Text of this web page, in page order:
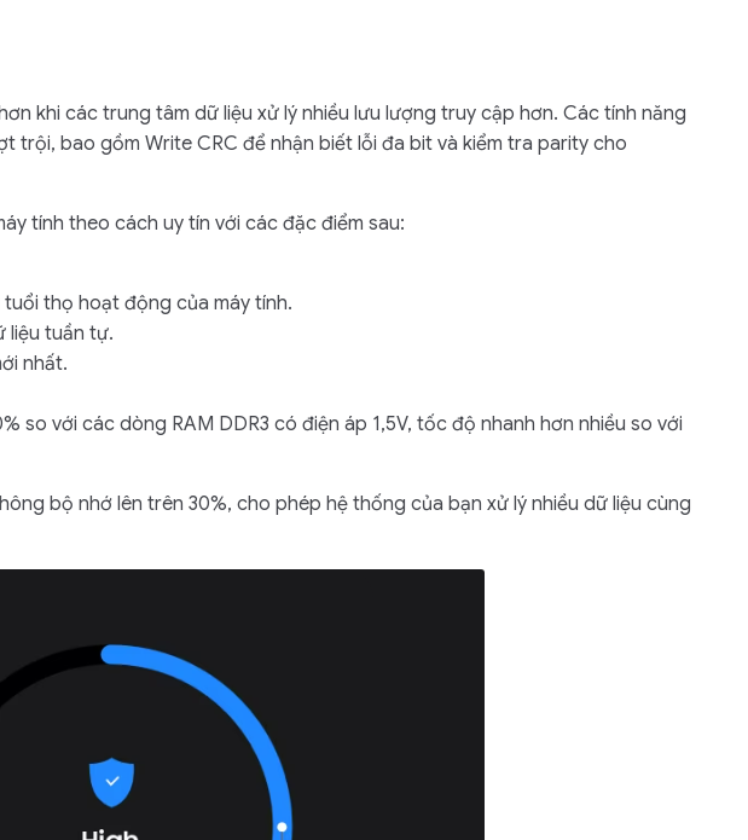
khi các trung tâm dữ liệu xử lý nhiều lưu lượng truy cập hơn. Các tính năng
trội, bao gồm Write CRC để nhận biết lỗi đa bit và kiểm tra parity cho
tính theo cách uy tín với các đặc điểm sau:
thọ hoạt động của máy tính.
liệu tuần tự.
nhất.
so với các dòng RAM DDR3 có điện áp 1,5V, tốc độ nhanh hơn nhiều so với
bộ nhớ lên trên 30%, cho phép hệ thống của bạn xử lý nhiều dữ liệu cùng